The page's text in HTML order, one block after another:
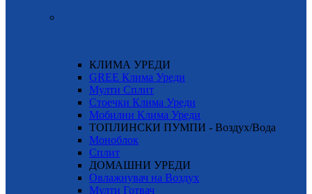
КЛИМА УРЕДИ
GREE Клима Уреди
Мулти Сплит
Стоечки Клима Уреди
Мобилни Клима Уреди
ТОПЛИНСКИ ПУМПИ - Воздух/Вода
Моноблок
Сплит
ДОМАШНИ УРЕДИ
Овлажнувач на Воздух
Мулти Готвач